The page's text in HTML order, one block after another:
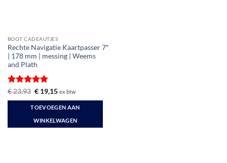
BOOT CADEAUTJES
Rechte Navigatie Kaartpasser 7″
| 178 mm | messing | Weems
and Plath
Gewaardeerd
5uit 5
€23,93 Oorspronkelijke
was:
€ 23,93.
€19,15Huidige
is:
€ 19,15.
ex btw
TOEVOEGEN AAN
WINKELWAGEN